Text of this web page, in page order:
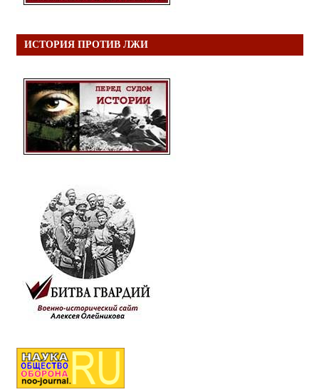
ИСТОРИЯ ПРОТИВ ЛЖИ